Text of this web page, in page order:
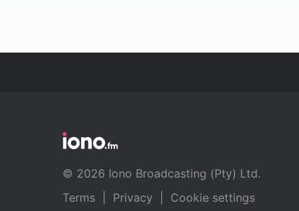
© 2026 Iono Broadcasting (Pty) Ltd.
Terms
Privacy Cookie settings